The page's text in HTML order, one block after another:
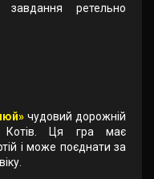
завдання ретельно
чудовий дорожній
Котів. Ця гра має
і може поєднати за